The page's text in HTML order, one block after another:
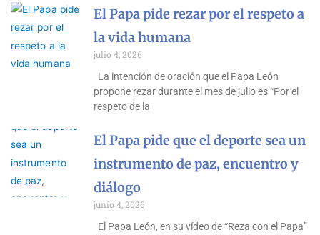
El Papa pide rezar por el respeto a
la vida humana
julio 4, 2026
La intención de oración que el Papa León
propone rezar durante el mes de julio es “Por el
respeto de la
El Papa pide que el deporte sea un
instrumento de paz, encuentro y
diálogo
junio 4, 2026
El Papa León, en su vídeo de “Reza con el Papa”